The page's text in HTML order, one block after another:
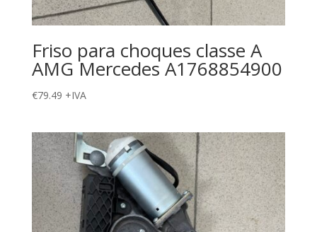
Friso para choques classe A
AMG Mercedes A1768854900
€79.49 +IVA